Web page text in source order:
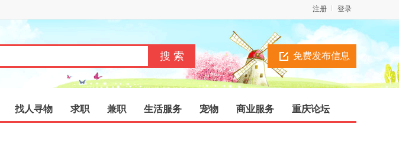
登录
注册
免费发布信息
找人寻物 求职 兼职 生活服务 宠物 商业服务 重庆论坛